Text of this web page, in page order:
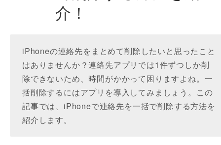
介！
iPhoneの連絡先をまとめて削除したいと思ったこと
はありませんか？連絡先アプリでは1件ずつしか削
除できないため、時間がかかって困りますよね。一
括削除するにはアプリを導入してみましょう。この
記事では、iPhoneで連絡先を一括で削除する方法を
紹介します。